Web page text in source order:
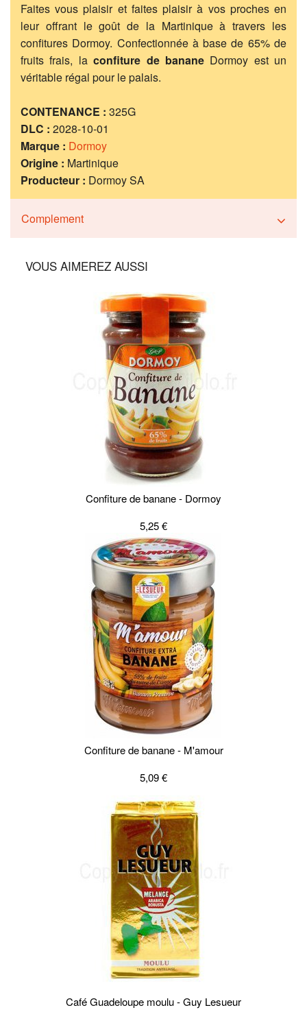
Faites vous plaisir et faites plaisir à vos proches en
leur offrant le goût de la Martinique à travers les
confitures Dormoy. Confectionnée à base de 65% de
fruits frais, laconfiture de bananeDormoy est un
véritable régal pour le palais.
CONTENANCE : 325G
DLC : 2028-10-01
Marque : Dormoy
Origine : Martinique
Producteur : Dormoy SA
Complement
VOUS AIMEREZ AUSSI
Confiture de banane - Dormoy
5,25 €
Confiture de banane - M'amour
5,09 €
Café Guadeloupe moulu - Guy Lesueur